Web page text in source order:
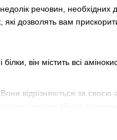
речовин,
які дозволять вам
він містить всі
відрізняються за своєю